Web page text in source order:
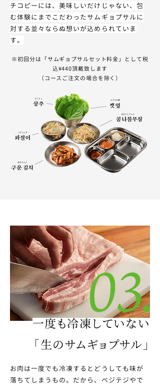
チコピーには、美味しいだけじゃない、包
む体験にまでこだわったサムギョプサルに
対する並々ならぬ想いが込められていま
す。
※初回分は「サムギョプサルセット料金」として税
込¥440頂戴致します
​（コースご注文の場合を除く）
一度も冷凍していない
「生のサムギョプサル」
お肉は一度でも冷凍するとどうしても味が
落ちてしまうもの。 だから、ベジテジやで